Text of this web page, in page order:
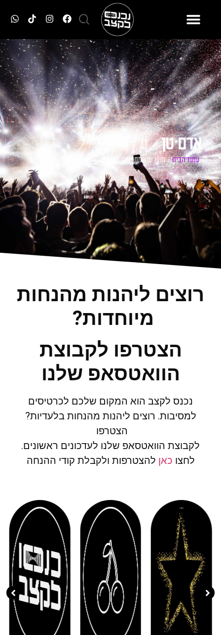
אדם טן
עמוד הבית/ מוצרים המתויגים “אדם טן”
רוצים ליהנות מהנחות
מיוחדות?
הצטרפו לקבוצת
הוואטסאפ שלנו
נכנס לקצב הוא המקום שלכם לכרטיסים
למסיבות. רוצים ליהנות מהנחות בלעדיות?
הצטרפו
לקבוצת הוואטסאפ שלנו לעדכונים ראשונים.
לחצו כאן להצטרפות ולקבלת קודי ההנחה
( 20 )
( 11 )